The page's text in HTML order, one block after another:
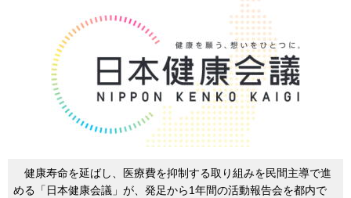
グリコアルブミン
健康寿命を延ばし、医療費を抑制する取り組みを民間主導で進
める「日本健康会議」が、発足から1年間の活動報告会を都内で